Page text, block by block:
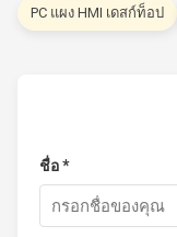
PC แผง HMI เดสก์ท็อป
ชื่อ *